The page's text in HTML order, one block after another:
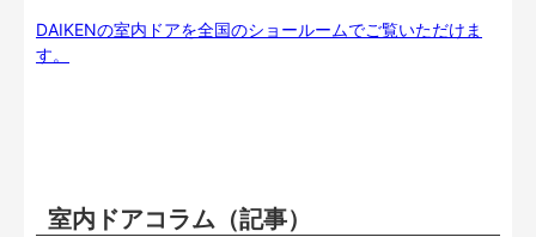
DAIKENの室内ドアを全国のショールームでご覧いただけま
す。
室内ドアコラム（記事）